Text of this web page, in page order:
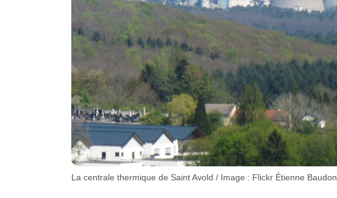
La centrale thermique de Saint Avold / Image : Flickr Étienne Baudon